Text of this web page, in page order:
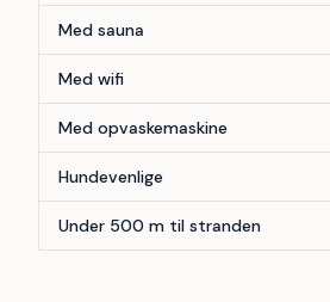
Med sauna
Med wifi
Med opvaskemaskine
Hundevenlige
Under 500 m til stranden